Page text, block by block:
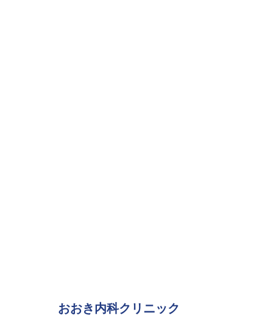
おおき内科クリニック